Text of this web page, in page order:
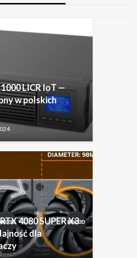
LICR IoT —
w polskich
4080 SUPER X3
dla